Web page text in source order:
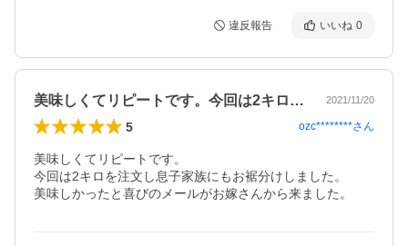
違反報告 いいね 0
美味しくてリピートです。今回は2キロを… 2021/11/20
5 ozc********さん
美味しくてリピートです。
今回は2キロを注文し息子家族にもお裾分けしました。
美味しかったと喜びのメールがお嫁さんから来ました。